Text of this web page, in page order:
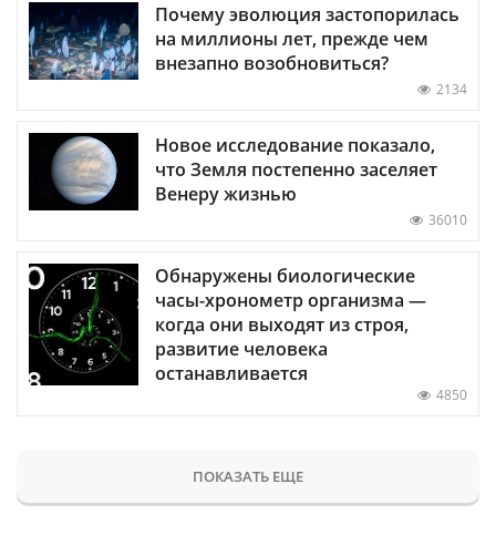
Почему эволюция застопорилась
на миллионы лет, прежде чем
внезапно возобновиться?
2134
Новое исследование показало,
что Земля постепенно заселяет
Венеру жизнью
36010
Обнаружены биологические
часы-хронометр организма —
когда они выходят из строя,
развитие человека
останавливается
4850
ПОКАЗАТЬ ЕЩЕ